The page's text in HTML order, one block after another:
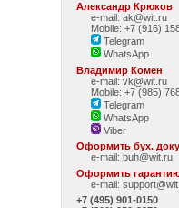
Александр Крюков
e-mail: ak@wit.ru
Mobile: +7 (916)
Telegram
WhatsApp
Владимир Комен
e-mail: vk@wit.ru
Mobile: +7 (985)
Telegram
WhatsApp
Viber
Оформить бух.
e-mail:buh@wit.ru
Оформить
e-mail:
+7 (495) 901-0150